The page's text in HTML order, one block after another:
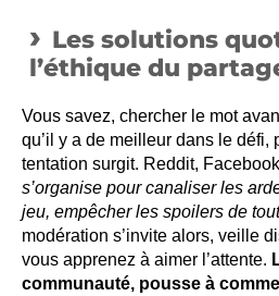
Les solutions
l’éthique du
Vous savez, chercher le mot
qu’il y a de meilleur dans le défi,
tentation surgit. Reddit,
s’organise pour canaliser les
jeu, empêcher les spoilers de
modération s’invite alors, veille
vous apprenez à aimer l’attente.
communauté, pousse à